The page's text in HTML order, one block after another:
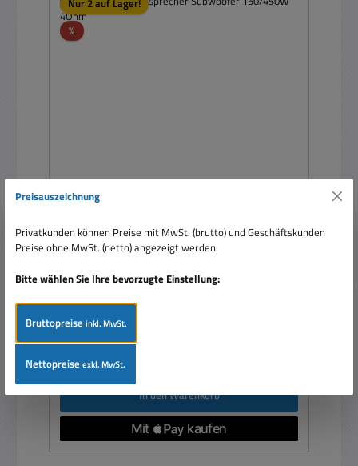
Nur 2 auf Lager!
%Rabatt
305mm Basslautsprecher Subwoofer 150/450W
Verkaufspreis:
69,90 €
Preise inkl. MwSt. zzgl. Versandkosten
In den Warenkorb
Preisauszeichnung
Privatkunden können Preise mit MwSt. (brutto) und Geschäftskunden
Preise ohne MwSt. (netto) angezeigt werden.
Bitte wählen Sie Ihre bevorzugte Einstellung:
Bruttopreiseinkl. MwSt.
Nettopreiseexkl. MwSt.